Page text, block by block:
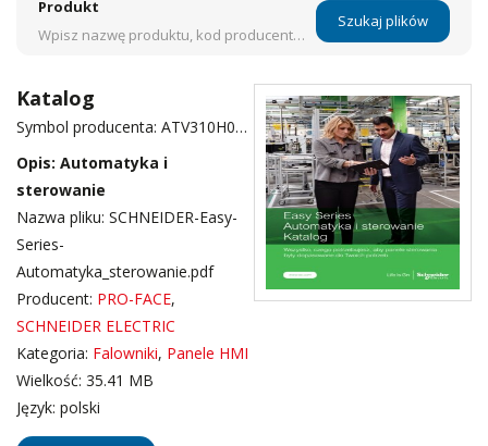
Szukaj plików
Katalog
Symbol producenta: ATV310H037N4E, ATV310H075N4E, ATV310HD11N4E, ATV310HD15N4E, ATV310HD15N4EF, ATV310HD18N4E, ATV310HD18N4EF, ATV310HD22N4E, ATV310HD22N4EF, ATV310HU15N4E, ATV310HU22N4E, ATV310HU30N4E, ATV310HU40N4E, ATV310HU55N4E, ATV310HU75N4E, ATV610C11N4, ATV610C13N4, ATV610C16N4, ATV610D11N4, ATV610D15N4, ATV610D18N4, ATV610D22N4, ATV610D30N4, ATV610D37N4, ATV610D45N4, ATV610D55N4, ATV610D75N4, ATV610D90N4, ATV610U07N4, ATV610U15N4, ATV610U22N4, ATV610U30N4, ATV610U40N4, ATV610U55N4, ATV610U75N4, HMIET6400, HMIET6401, HMIET6500, HMIET6501, HMIET6600, HMIET6700
Opis: Automatyka i
sterowanie
Nazwa pliku: SCHNEIDER-Easy-
Series-
Automatyka_sterowanie.pdf
Producent: PRO-FACE,
SCHNEIDER ELECTRIC
Kategoria: Falowniki, Panele HMI
Wielkość: 35.41 MB
Język: polski